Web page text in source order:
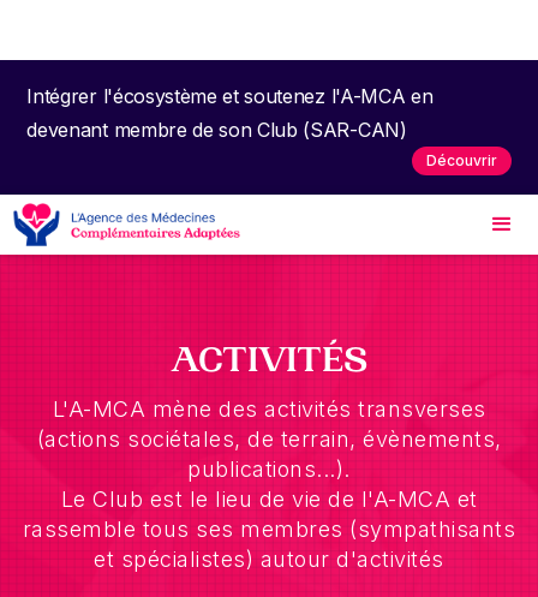
Intégrer l'écosystème et soutenez l'A-MCA en
devenant membre de son Club (SAR-CAN)
Découvrir
ACTIVITÉS
L'A-MCA mène des activités transverses
(actions sociétales, de terrain, évènements,
publications...).
Le Club est le lieu de vie de l'A-MCA et
rassemble tous ses membres (sympathisants
et spécialistes) autour d'activités